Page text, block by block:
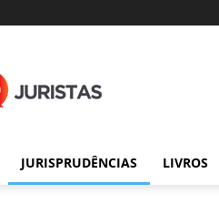
JURISPRUDÊNCIAS LIVROS